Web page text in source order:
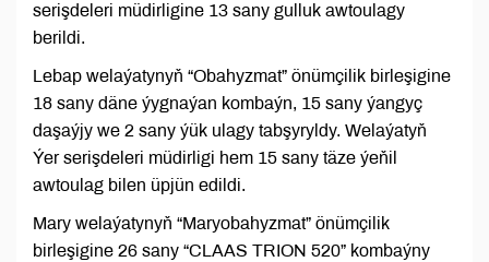
serişdeleri müdirligine 13 sany gulluk awtoulagy
berildi.
Lebap welaýatynyň “Obahyzmat” önümçilik birleşigine
18 sany däne ýygnaýan kombaýn, 15 sany ýangyç
daşaýjy we 2 sany ýük ulagy tabşyryldy. Welaýatyň
Ýer serişdeleri müdirligi hem 15 sany täze ýeňil
awtoulag bilen üpjün edildi.
Mary welaýatynyň “Maryobahyzmat” önümçilik
birleşigine 26 sany “CLAAS TRION 520” kombaýny